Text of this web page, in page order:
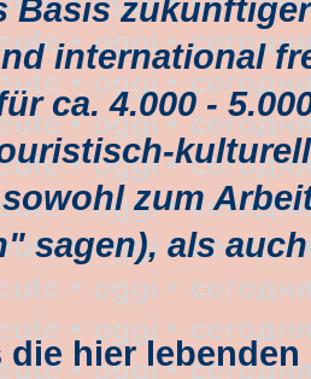
Basis
international
ca. 4.000 -
zum
sagen), als
die hier